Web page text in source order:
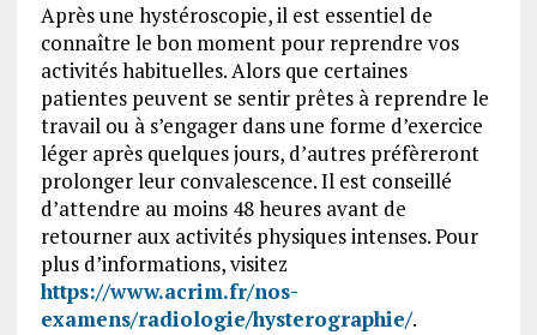
Après une hystéroscopie, il est essentiel de
connaître le bon moment pour reprendre vos
activités habituelles. Alors que certaines
patientes peuvent se sentir prêtes à reprendre le
travail ou à s’engager dans une forme d’exercice
léger après quelques jours, d’autres préfèreront
prolonger leur convalescence. Il est conseillé
d’attendre au moins 48 heures avant de
retourner aux activités physiques intenses. Pour
plus d’informations, visitez
https://www.acrim.fr/nos-
examens/radiologie/hysterographie/.